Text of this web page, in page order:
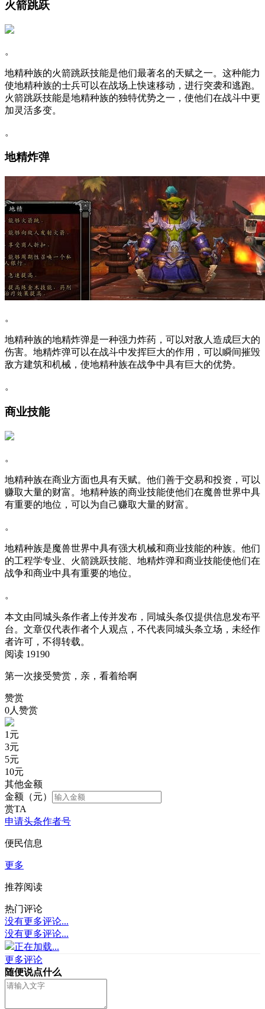
火箭跳跃
。
地精种族的火箭跳跃技能是他们最著名的天赋之一。这种能力
使地精种族的士兵可以在战场上快速移动，进行突袭和逃跑。
火箭跳跃技能是地精种族的独特优势之一，使他们在战斗中更
加灵活多变。
。
地精炸弹
。
地精种族的地精炸弹是一种强力炸药，可以对敌人造成巨大的
伤害。地精炸弹可以在战斗中发挥巨大的作用，可以瞬间摧毁
敌方建筑和机械，使地精种族在战争中具有巨大的优势。
。
商业技能
。
地精种族在商业方面也具有天赋。他们善于交易和投资，可以
赚取大量的财富。地精种族的商业技能使他们在魔兽世界中具
有重要的地位，可以为自己赚取大量的财富。
。
地精种族是魔兽世界中具有强大机械和商业技能的种族。他们
的工程学专业、火箭跳跃技能、地精炸弹和商业技能使他们在
战争和商业中具有重要的地位。
。
本文由同城头条作者上传并发布，同城头条仅提供信息发布平
台。文章仅代表作者个人观点，不代表同城头条立场，未经作
者许可，不得转载。
阅读 19190
第一次接受赞赏，亲，看着给啊
赞赏
0人赞赏
1 元
3元
5元
10元
其他金额
金额（元）
赏TA
申请头条作者号
便民信息
更多
推荐阅读
热门评论
没有更多评论...
没有更多评论...
正在加载...
更多评论
随便说点什么